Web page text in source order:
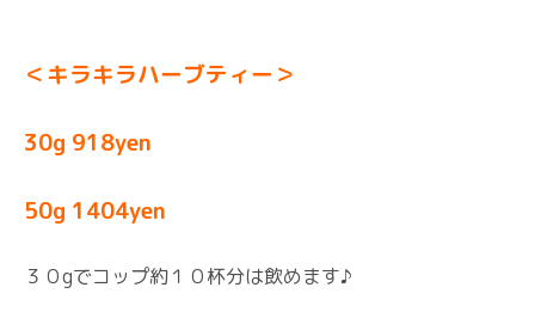
＜キラキラハーブティー＞
30g 918yen
50g 1404yen
３０gでコップ約１０杯分は飲めます♪